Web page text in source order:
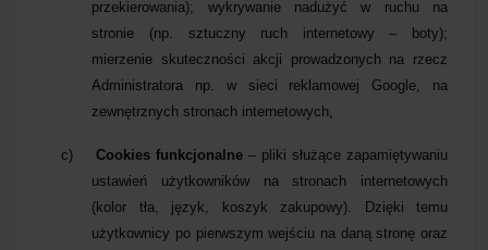
przekierowania); wykrywanie nadużyć w ruchu na
stronie (np. sztuczny ruch internetowy – boty);
mierzenie skuteczności akcji prowadzonych na rzecz
Administratora np. w sieci reklamowej Google, na
zewnętrznych stronach internetowych,
c) Cookies funkcjonalne – pliki służące zapamiętywaniu
ustawień użytkowników na stronach internetowych
(kolor tła, język, koszyk zakupowy). Dzięki temu
użytkownicy po pierwszym wejściu na daną stronę oraz